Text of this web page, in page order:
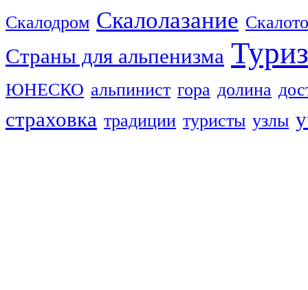
Скалодром Скалолазание
Страны для альпенизма
ЮНЕСКО альпинист гора долина
страховка традиции туристы узлы